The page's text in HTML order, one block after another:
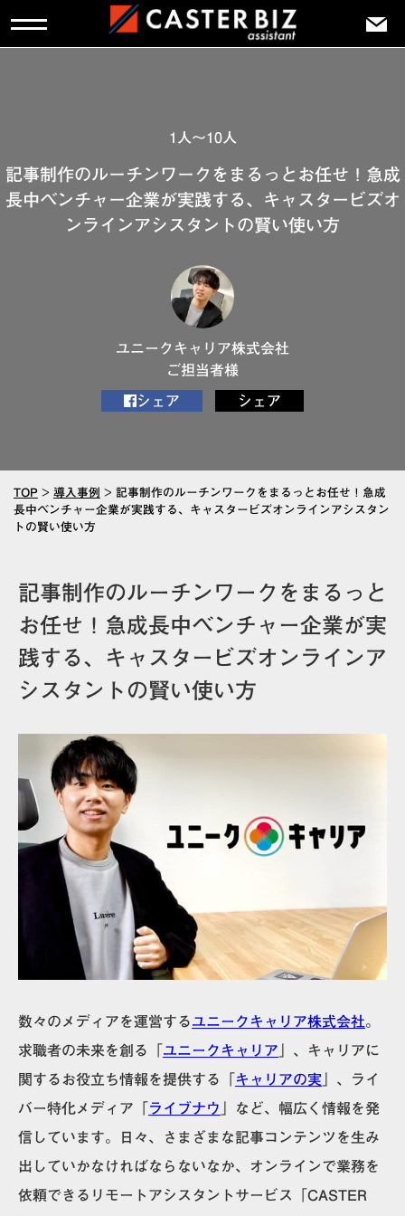
1人～10人
記事制作のルーチンワークをまるっとお任せ！急成
長中ベンチャー企業が実践する、キャスタービズオ
ンラインアシスタントの賢い使い方
ユニークキャリア株式会社
ご担当者様
シェア シェア
TOP > 導入事例 > 記事制作のルーチンワークをまるっとお任せ！急成
長中ベンチャー企業が実践する、キャスタービズオンラインアシスタン
トの賢い使い方
記事制作のルーチンワークをまるっと
お任せ！急成長中ベンチャー企業が実
践する、キャスタービズオンラインア
シスタントの賢い使い方
数々のメディアを運営するユニークキャリア株式会社。
求職者の未来を創る「 ユニークキャリア 」、キャリアに
関するお役立ち情報を提供する「
キャリアの実 」、ライ
バー特化メディア「
ライブナウ
」など、幅広く情報を発
信しています。日々、さまざまな記事コンテンツを生み
出していかなければならないなか、オンラインで業務を
依頼できるリモートアシスタントサービス「CASTER